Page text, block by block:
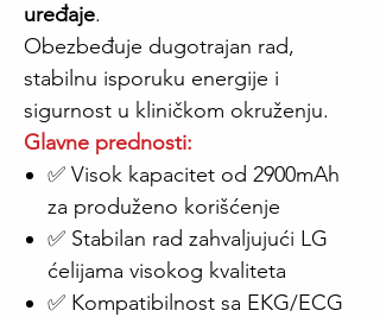
uređaje.
Obezbeđuje dugotrajan rad,
stabilnu isporuku energije i
sigurnost u kliničkom okruženju.
Glavne prednosti:
✅ Visok kapacitet od 2900mAh
za produženo korišćenje
✅ Stabilan rad zahvaljujući LG
ćelijama visokog kvaliteta
✅ Kompatibilnost sa EKG/ECG